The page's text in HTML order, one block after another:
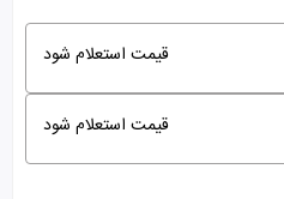
قیمت استعلام شود
قیمت استعلام شود